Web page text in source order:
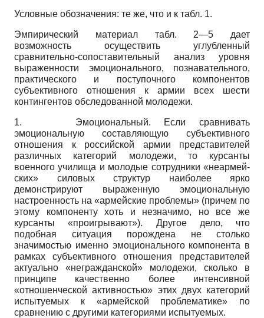
Условные обозначения: те же, что и к табл. 1.
Эмпирический материал табл. 2—5 дает
возможность осуществить углубленный
сравнительно-сопоставительный анализ уровня
выраженности эмоционального, познавательного,
практического и поступочного компонентов
субъективного отношения к армии всех шести
контингентов обследованной молодежи.
1. Эмоциональный. Если сравнивать
эмоциональную составляющую субъективного
отношения к российской армии представителей
различных категорий молодежи, то курсанты
военного училища и молодые сотрудники «неармей­
ских» силовых структур наиболее ярко
демонстрируют выраженную эмоциональную
настроенность на «армейские проблемы» (причем по
этому компоненту хоть и незначимо, но все же
курсанты «проигрывают»). Другое дело, что
подобная ситуация порождена не столько
значимостью именно эмоционального компонента в
рамках субъективного отношения представителей
актуально «не­гражданской» молодежи, сколько в
принципе качественно более интенсивной
«отношенческой активностью» этих двух категорий
испытуемых к «армейской проблематике» по
сравнению с другими категориями испытуемых.